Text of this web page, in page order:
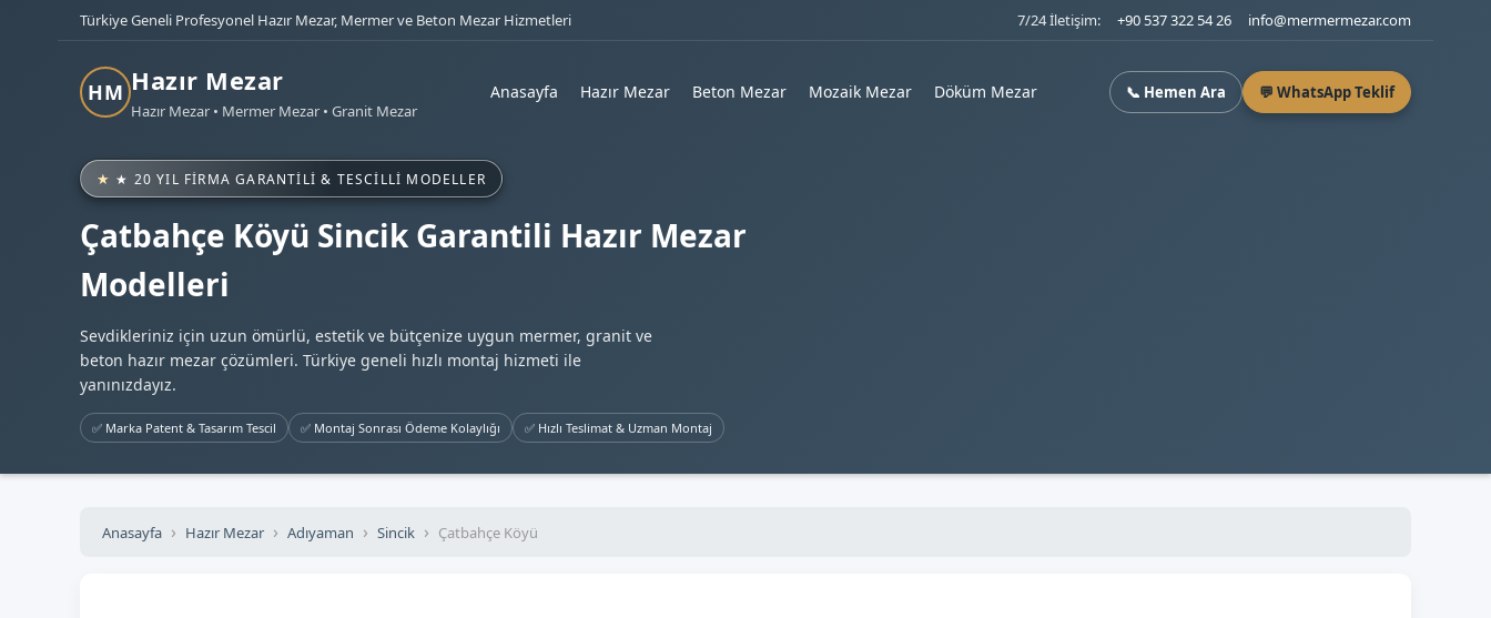
Türkiye Geneli Profesyonel Hazır Mezar, Mermer ve Beton Mezar Hizmetleri 7/24 İletişim: +90 537 322 54 26 info@mermermezar.com
HM Hazır Mezar
Hazır Mezar • Mermer Mezar • Granit Mezar
Anasayfa Hazır Mezar Beton Mezar Mozaik Mezar Döküm Mezar 📞 Hemen Ara 💬 WhatsApp Teklif
★ 20 YIL FIRMA GARANTILI & TESCILLI MODELLER
Çatbahçe Köyü Sincik Garantili Hazır Mezar
Modelleri
Sevdikleriniz için uzun ömürlü, estetik ve bütçenize uygun mermer, granit ve
beton hazır mezar çözümleri. Türkiye geneli hızlı montaj hizmeti ile
yanınızdayız.
✅ Marka Patent & Tasarım Tescil ✅ Montaj Sonrası Ödeme Kolaylığı ✅ Hızlı Teslimat & Uzman Montaj
Anasayfa Hazır Mezar Adıyaman Sincik Çatbahçe Köyü